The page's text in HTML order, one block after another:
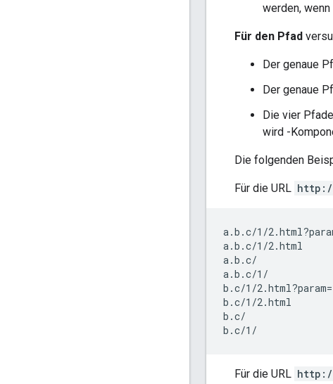
werden,
Für den Pfad
Der genaue
Der genaue
Die vier
wird -
Die folgenden
Für die URL
a.b.c/1/
a.b.c/1/2.html
a.b.c/
a.b.c/1/
b.c/1/
b.c/1/2.html
b.c/
b.c/1/
Für die URL